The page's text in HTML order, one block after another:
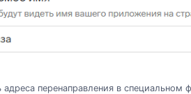
адреса перенаправления в специальном